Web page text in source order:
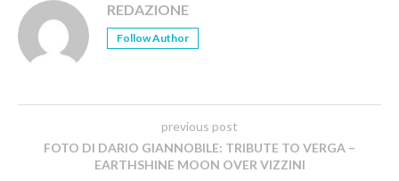
REDAZIONE
Follow Author
previous post
FOTO DI DARIO GIANNOBILE: TRIBUTE TO VERGA –
EARTHSHINE MOON OVER VIZZINI